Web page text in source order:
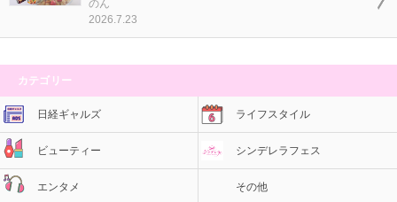
のん
2026.7.23
カテゴリー
日経ギャルズ ライフスタイル
ビューティー シンデレラフェス
エンタメ その他